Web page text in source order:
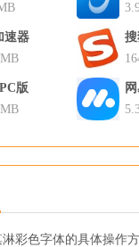
速器
版
器
淋彩色字体的具体操作